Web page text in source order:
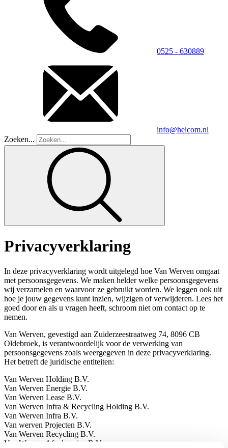
0525 - 630889
info@heicom.nl
Zoeken...
Privacyverklaring
In deze privacyverklaring wordt uitgelegd hoe Van Werven omgaat
met persoonsgegevens. We maken helder welke persoonsgegevens
wij verzamelen en waarvoor ze gebruikt worden. We leggen ook uit
hoe je jouw gegevens kunt inzien, wijzigen of verwijderen. Lees het
goed door en als u vragen heeft, schroom niet om contact op te
nemen.
Van Werven, gevestigd aan Zuiderzeestraatweg 74, 8096 CB
Oldebroek, is verantwoordelijk voor de verwerking van
persoonsgegevens zoals weergegeven in deze privacyverklaring.
Het betreft de juridische entiteiten:
Van Werven Holding B.V.
Van Werven Energie B.V.
Van Werven Lease B.V.
Van Werven Infra & Recycling Holding B.V.
Van Werven Infra B.V.
Van werven Projecten B.V.
Van Werven Recycling B.V.
Van Werven Afvalservice B.V.